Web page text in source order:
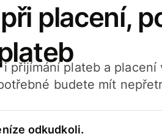
placení,
i přijímání plateb a
budete mít
odkudkoli.